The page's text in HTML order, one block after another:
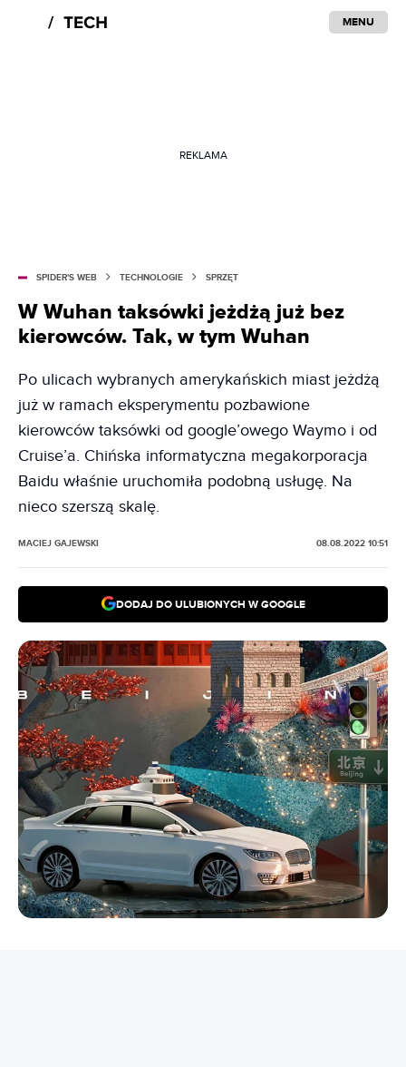
MENU
REKLAMA
SPIDER'S WEB TECHNOLOGIE SPRZĘT
W Wuhan taksówki jeżdżą już bez
kierowców. Tak, w tym Wuhan
Po ulicach wybranych amerykańskich miast jeżdżą
już w ramach eksperymentu pozbawione
kierowców taksówki od google’owego Waymo i od
Cruise’a. Chińska informatyczna megakorporacja
Baidu właśnie uruchomiła podobną usługę. Na
nieco szerszą skalę.
MACIEJ GAJEWSKI 08.08.2022 10:51
DODAJ DO ULUBIONYCH W GOOGLE